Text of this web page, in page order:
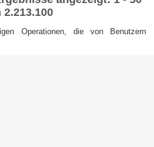
2.213.100
Operationen, die von Benutzern